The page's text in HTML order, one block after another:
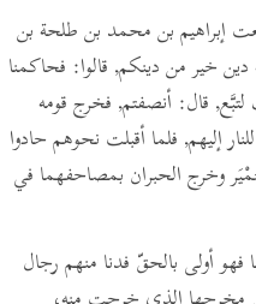
إبراهيم بن محمد بن طلحة بن
دين خير من دينكم, قالوا: فحاكمنا
قال: أنصفتم, فخرج قومه
إليهم, فلما أقبلت نحوهم حادوا
وخرج الحبران بمصاحفهما في
فهو أولى بالحقّ فدنا منهم رجال